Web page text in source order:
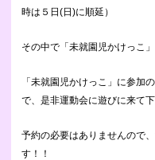
時は５日(日)に順延）
その中で「未就園児かけっこ」
「未就園児かけっこ」に参加
で、是非運動会に遊びに来て下
予約の必要はありませんので
す！！